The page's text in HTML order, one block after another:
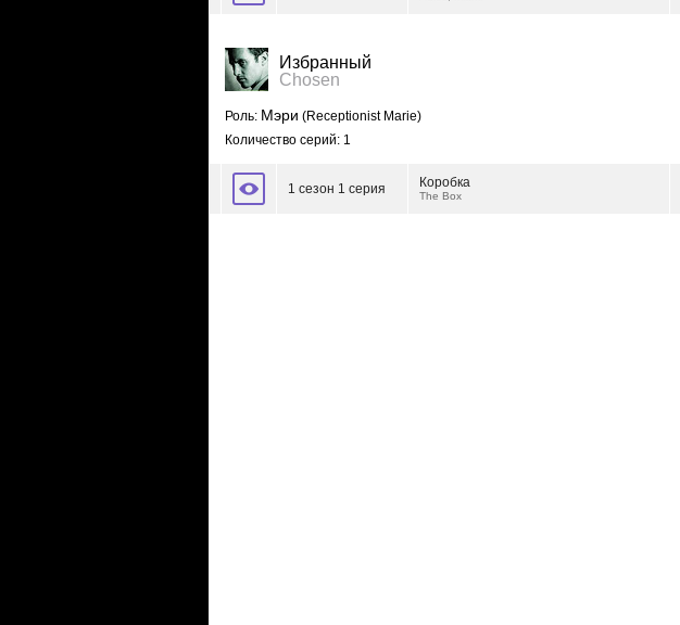
Избранный
Chosen
Роль: Мэри (Receptionist Marie)
Количество серий: 1
1 сезон 1 серия Коробка
The Box